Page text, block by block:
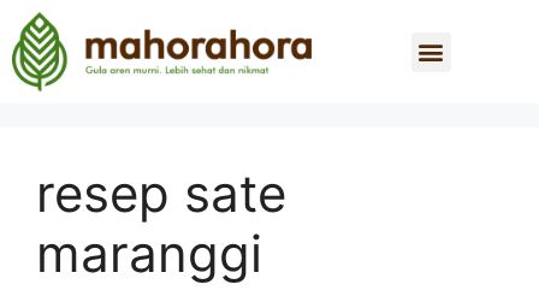
resep sate
maranggi